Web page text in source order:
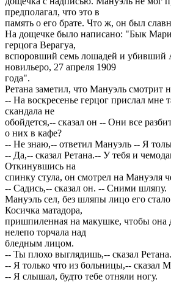
предполагал, что это в
память о его брате. Что ж, он был
На дощечке было написано: "Бык
герцога Верагуа,
вспоровший семь лошадей и убивший
новильеро, 27 апреля 1909
года".
Ретана заметил, что Мануэль смотрит
-- На воскресенье герцог прислал мне
скандала не
обойдется,-- сказал он -- Они все
о них в кафе?
-- Не знаю,-- ответил Мануэль -- Я
-- Да,-- сказал Ретана.-- У тебя и
Откинувшись на
спинку стула, он смотрел на Мануэля
-- Садись,-- сказал он. -- Сними шляпу.
Мануэль сел, без шляпы лицо его
Косичка матадора,
пришпиленная на макушке, чтобы она
нелепо торчала над
бледным лицом.
-- Ты плохо выглядишь,-- сказал Ретана.
-- Я только что из больницы,-- сказал
-- Я слышал, будто тебе отняли ногу.